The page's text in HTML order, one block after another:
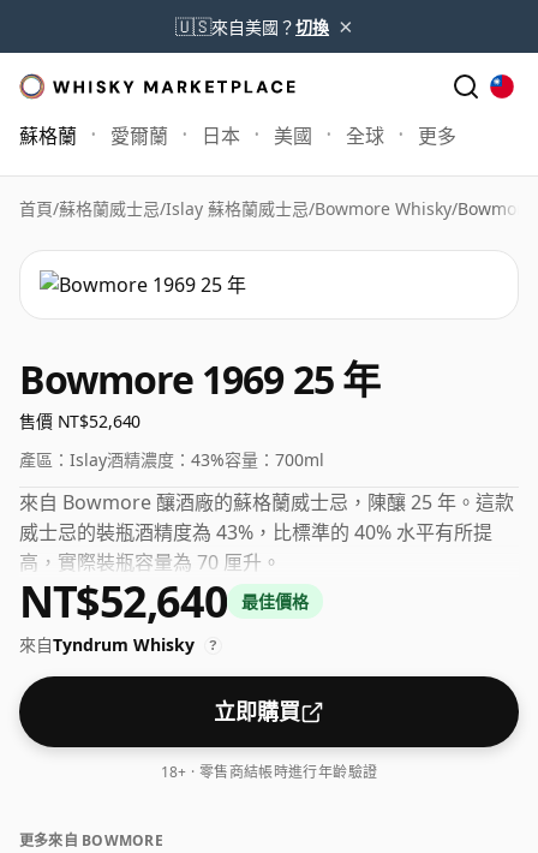
🇺🇸來自美國？切換 ×
蘇格蘭 愛爾蘭 日本 美國 全球 更多
首頁/蘇格蘭威士忌/Islay 蘇格蘭威士忌/Bowmore Whisky/Bowmore
Bowmore 1969 25 年
售價 NT$52,640
產區： Islay酒精濃度： 43%容量： 700ml
來自 Bowmore 釀酒廠的蘇格蘭威士忌，陳釀 25 年。這款
威士忌的裝瓶酒精度為 43%，比標準的 40% 水平有所提
高，實際裝瓶容量為 70 厘升。
NT$52,640
最佳價格
來自Tyndrum Whisky ?
立即購買
18+ · 零售商結帳時進行年齡驗證
更多來自 BOWMORE